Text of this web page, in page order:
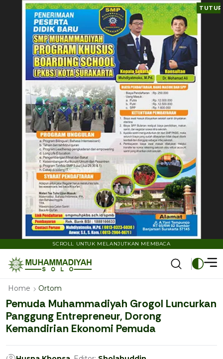
TUTUP
SCROLL UNTUK MELANJUTKAN MEMBACA
Home Ortom
Pemuda Muhammadiyah Grogol Luncurkan
Panggung Entrepreneur, Dorong
Kemandirian Ekonomi Pemuda